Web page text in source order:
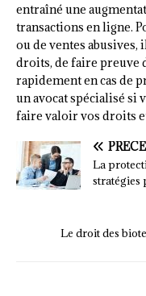
entraîné une
transactions en ligne.
ou de ventes abusives,
droits, de faire preuve
rapidement en cas de
un avocat spécialisé
faire valoir vos droits
La
stratégies
Le droit des